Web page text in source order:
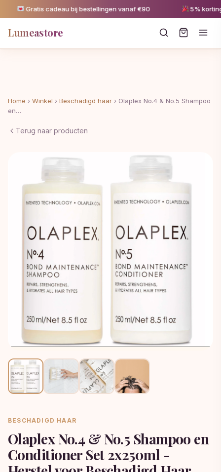
Gratis cadeau bij bestellingen vanaf €90 5% korting
Lumeastore
Home › Winkel › Beschadigd haar › Olaplex No.4 & No.5 Shampoo
en…
Terug naar producten
BESCHADIGD HAAR
Olaplex No.4 & No.5 Shampoo en
Conditioner Set 2x250ml -